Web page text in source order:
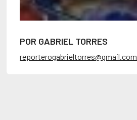
POR GABRIEL TORRES
reporterogabrieltorres@gmail.com